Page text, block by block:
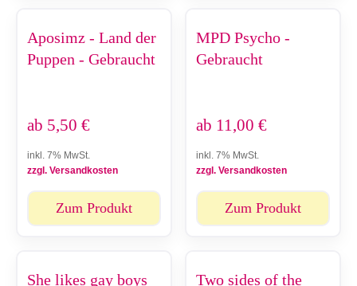
Aposimz - Land der
Puppen - Gebraucht
ab 5,50 €
inkl. 7% MwSt.
zzgl. Versandkosten
Zum Produkt
MPD Psycho -
Gebraucht
ab 11,00 €
inkl. 7% MwSt.
zzgl. Versandkosten
Zum Produkt
She likes gay boys Two sides of the